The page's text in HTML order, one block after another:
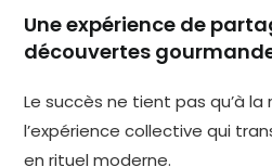
Une expérience de
découvertes
Le succès ne tient pas qu’à la
l’expérience collective qui
en rituel moderne.